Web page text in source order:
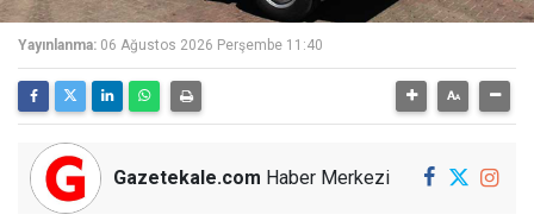
Yayınlanma: 06 Ağustos 2026 Perşembe 11:40
Gazetekale.com Haber Merkezi